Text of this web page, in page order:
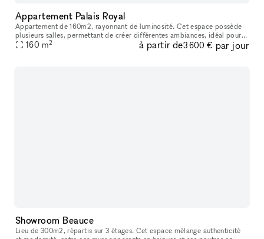
Appartement Palais Royal
Appartement de 160m2, rayonnant de luminosité. Cet espace possède
plusieurs salles, permettant de créer différentes ambiances, idéal pour
un showroom. Emplacement animé proche du musée du Louvre, du
160 m2 à partir de3 600 € par jour
Showroom Beauce
Lieu de 300m2, répartis sur 3 étages. Cet espace mélange authenticité